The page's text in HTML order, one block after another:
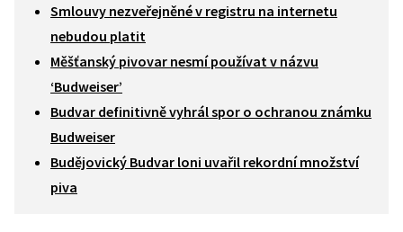
Smlouvy nezveřejněné v registru na internetu
nebudou platit
Měšťanský pivovar nesmí používat v názvu
‘Budweiser’
Budvar definitivně vyhrál spor o ochranou známku
Budweiser
Budějovický Budvar loni uvařil rekordní množství
piva